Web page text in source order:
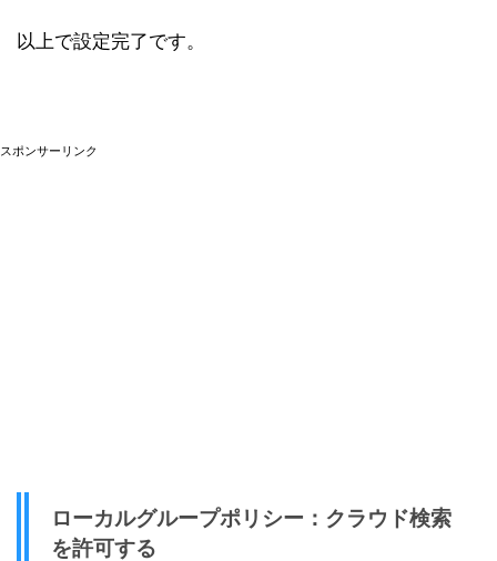
以上で設定完了です。
スポンサーリンク
ローカルグループポリシー：クラウド検索
を許可する